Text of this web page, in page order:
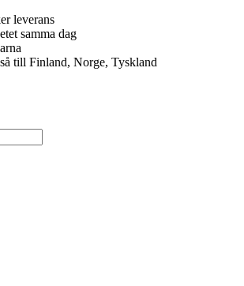
leverans
samma dag
till Finland, Norge, Tyskland